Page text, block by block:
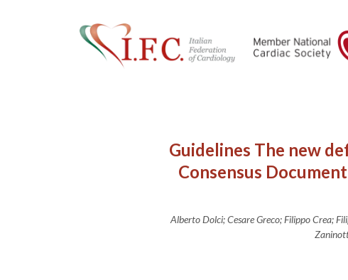
Guidelines The new
Consensus
Alberto Dolci; Cesare Greco; Filippo Crea;